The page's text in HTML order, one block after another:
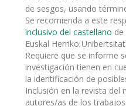
de sesgos, usando
Se recomienda a este
inclusivo del castellano de
Euskal Herriko
Requiere que se informe
investigación tienen en
la identificación de
Inclusión en la revista
autores/as de los